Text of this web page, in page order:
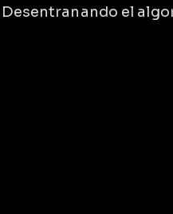
Desentranando el